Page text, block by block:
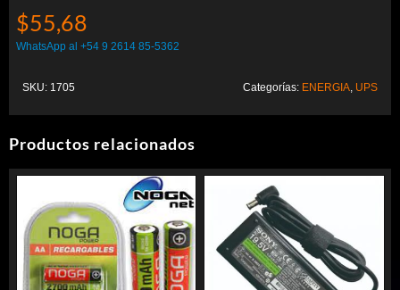
$55,68
WhatsApp al +54 9 2614 85-5362
SKU: 1705 Categorías: ENERGIA UPS
Productos relacionados